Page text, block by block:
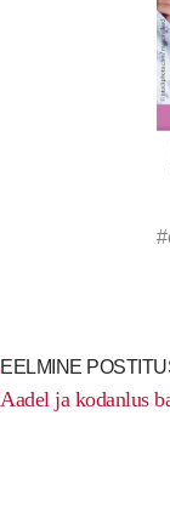
EELMINE
Aadel ja kodanlus